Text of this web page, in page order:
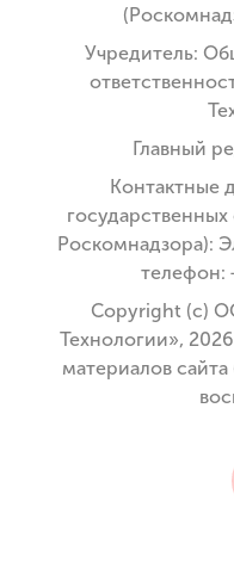
Учредитель:
Главный
Контактные
Роскомнадзора):
телефон:
Copyright (с)
Технологии»,
материалов